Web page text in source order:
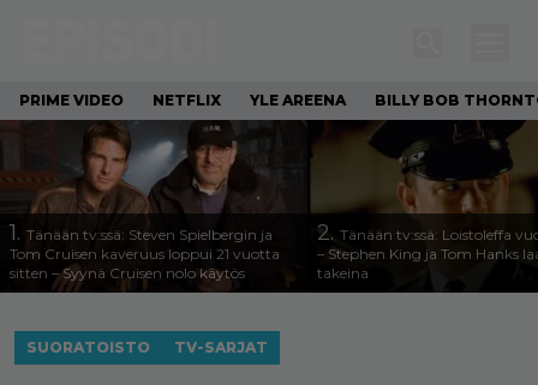
PRIME VIDEO NETFLIX YLE AREENA BILLY BOB
1. Tänään tv:ssä: Steven Spielbergin ja
Tom Cruisen kaveruus loppui 21 vuotta
sitten – Syynä Cruisen nolo käytös
2. Tänään tv:ssä: Loistoleffa
– Stephen King ja Tom Hanks
takeina
SUORATOISTO TV-SARJAT